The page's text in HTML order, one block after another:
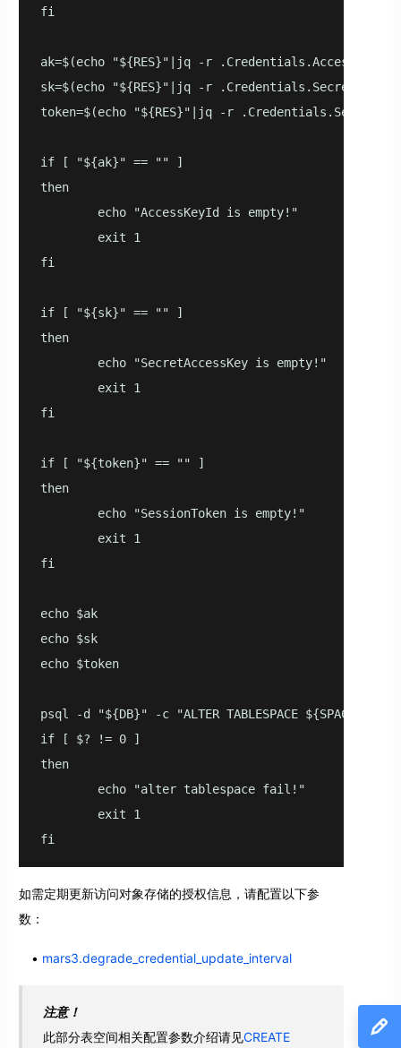
fi
ak=$(echo "${RES}"|jq -r .Credentials.AccessKeyId)
sk=$(echo "${RES}"|jq -r
token=$(echo "${RES}"|jq -r
if [ "${ak}" == "" ]
then
        echo "AccessKeyId is empty!"
        exit 1
fi
if [ "${sk}" == "" ]
then
        echo "SecretAccessKey is empty!"
        exit 1
fi
if [ "${token}" == "" ]
then
        echo "SessionToken is empty!"
        exit 1
fi
echo $ak
echo $sk
echo $token
psql -d "${DB}" -c "ALTER TABLESPACE
if [ $? != 0 ]
then
        echo "alter tablespace fail!"
        exit 1
fi
如需定期更新访问对象存储的授权信息，请配置以下参
数：
mars3.degrade_credential_update_interval
注意！
此部分表空间相关配置参数介绍请见CREATE